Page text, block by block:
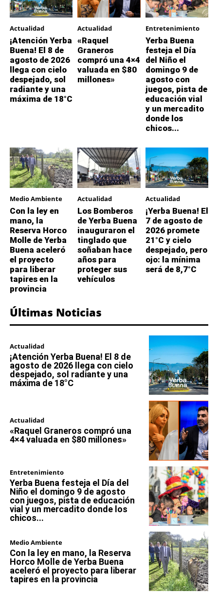
Actualidad
¡Atención Yerba
Buena! El 8 de
agosto de 2026
llega con cielo
despejado, sol
radiante y una
máxima de 18°C
Actualidad
«Raquel
Graneros
compró una 4×4
valuada en $80
millones»
Entretenimiento
Yerba Buena
festeja el Día
del Niño el
domingo 9 de
agosto con
juegos, pista de
educación vial
y un mercadito
donde los
chicos...
Medio Ambiente
Con la ley en
mano, la
Reserva Horco
Molle de Yerba
Buena aceleró
el proyecto
para liberar
tapires en la
provincia
Actualidad
Los Bomberos
de Yerba Buena
inauguraron el
tinglado que
soñaban hace
años para
proteger sus
vehículos
Actualidad
¡Yerba Buena! El
7 de agosto de
2026 promete
21°C y cielo
despejado, pero
ojo: la mínima
será de 8,7°C
Últimas Noticias
Actualidad
¡Atención Yerba Buena! El 8 de
agosto de 2026 llega con cielo
despejado, sol radiante y una
máxima de 18°C
Actualidad
«Raquel Graneros compró una
4×4 valuada en $80 millones»
Entretenimiento
Yerba Buena festeja el Día del
Niño el domingo 9 de agosto
con juegos, pista de educación
vial y un mercadito donde los
chicos...
Medio Ambiente
Con la ley en mano, la Reserva
Horco Molle de Yerba Buena
aceleró el proyecto para liberar
tapires en la provincia